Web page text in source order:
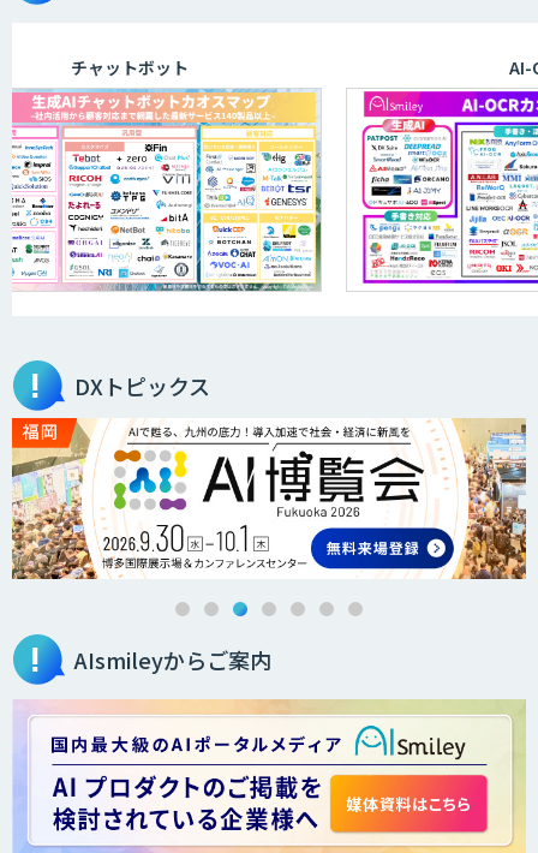
ID ZERO（アイディーゼロ）
DXセカンドオピニオン
BIGDAT@Analysis
AI・データ活用コンサルティング・受託
開発支援
AI・DXコンサルティング伴走支援サービ
ChatGPTプロトタイプ開発
チャットボット AI-OCR
DXトピックス
AIsmileyからご案内